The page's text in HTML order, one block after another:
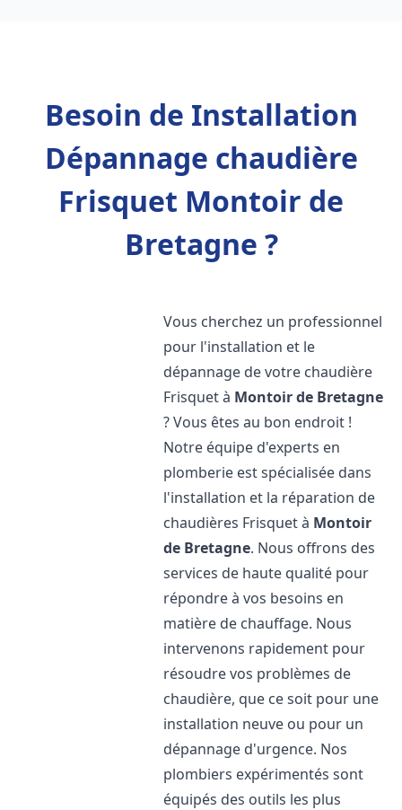
Besoin de Installation
Dépannage chaudière
Frisquet Montoir de
Bretagne ?
Vous cherchez un professionnel
pour l'installation et le
dépannage de votre chaudière
Frisquet à Montoir de Bretagne
? Vous êtes au bon endroit !
Notre équipe d'experts en
plomberie est spécialisée dans
l'installation et la réparation de
chaudières Frisquet à Montoir
de Bretagne. Nous offrons des
services de haute qualité pour
répondre à vos besoins en
matière de chauffage. Nous
intervenons rapidement pour
résoudre vos problèmes de
chaudière, que ce soit pour une
installation neuve ou pour un
dépannage d'urgence. Nos
plombiers expérimentés sont
équipés des outils les plus